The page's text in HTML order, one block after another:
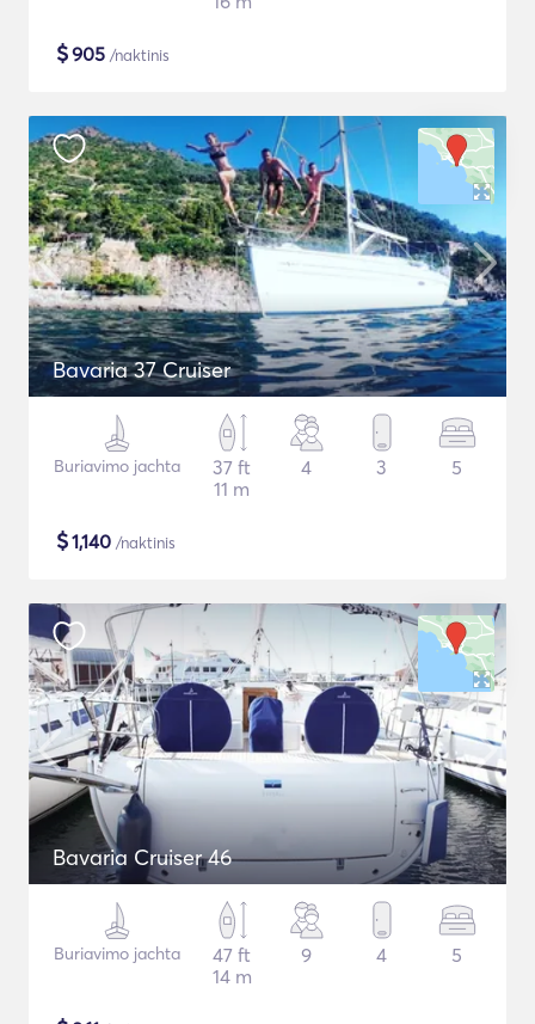
$905 /naktinis
Bavaria 37 Cruiser
Buriavimo jachta
37 ft
11 m
4 3 5
$1,140 /naktinis
Bavaria Cruiser 46
Buriavimo jachta
47 ft
14 m
9 4 5